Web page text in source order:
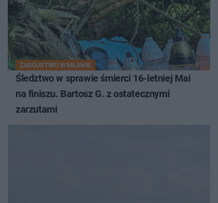
ZABÓJSTWO W MŁAWIE
Śledztwo w sprawie śmierci 16-letniej Mai
na finiszu. Bartosz G. z ostatecznymi
zarzutami